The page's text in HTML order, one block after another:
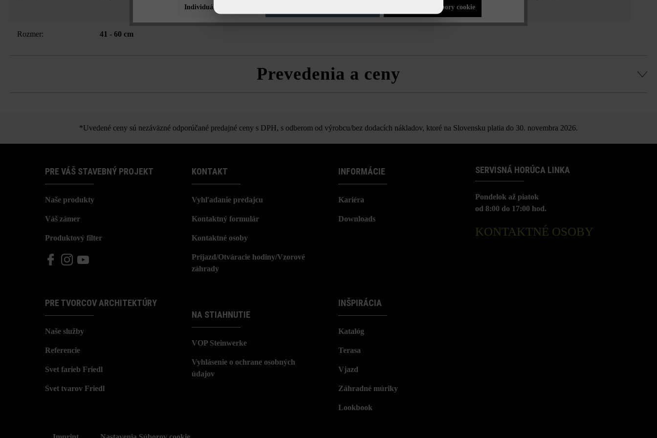
rozmrazovacieho prostriedku
Rozmer: 41 - 60 cm
Prevedenia a ceny
*Uvedené ceny sú nezáväzné odporúčané predajné ceny s DPH, s odberom od výrobcu/bez dodacích nákladov, ktoré na Slovensku platia do 30. novembra 2026.
PRE VÁŠ STAVEBNÝ PROJEKT
Naše produkty
Váš zámer
Produktový filter
PRE TVORCOV ARCHITEKTÚRY
Naše služby
Referencie
Svet farieb Friedl
Svet tvarov Friedl
KONTAKT
Vyhľadanie predajcu
Kontaktný formulár
Kontaktné osoby
Príjazd/Otváracie hodiny/Vzorové
záhrady
NA STIAHNUTIE
VOP Steinwerke
Vyhlásenie o ochrane osobných
údajov
INFORMÁCIE
Kariéra
Downloads
INŠPIRÁCIA
Katalóg
Terasa
Vjazd
Záhradné múriky
Lookbook
SERVISNÁ HORÚCA LINKA
Pondelok až piatok
od 8:00 do 17:00 hod.
KONTAKTNÉ OSOBY
Individuálne nastavenia Povoliť všetky súbory cookie